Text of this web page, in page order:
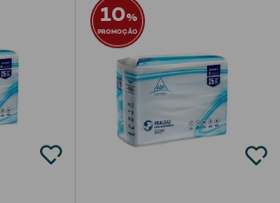
10%
PROMOÇÃO